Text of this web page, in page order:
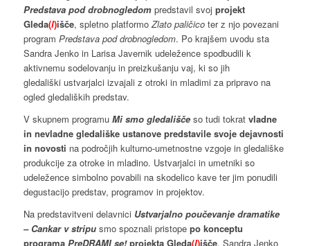
Predstava pod drobnogledom predstavil svoj projekt
Gleda(l)išče, spletno platformoZlato paličico ter z njo povezani
program Predstava pod drobnogledom. Po krajšem uvodu sta
Sandra Jenko in Larisa Javernik udeležence spodbudili k
aktivnemu sodelovanju in preizkušanju vaj, ki so jih
gledališki ustvarjalci izvajali z otroki in mladimi za pripravo na
ogled gledaliških predstav.
V skupnem programu Mi smo gledališčeso tudi tokrat vladne
in nevladne gledališke ustanove predstavile svoje dejavnosti
in novosti na področjih kulturno-umetnostne vzgoje in gledališke
produkcije za otroke in mladino. Ustvarjalci in umetniki so
udeležence simbolno povabili na skodelico kave ter jim ponudili
degustacijo predstav, programov in projektov.
Na predstavitveni delavnici Ustvarjalno poučevanje dramatike
– Cankar v stripu smo spoznali pristope po konceptu
programa PreDRAMI se!projekta Gleda(l)išče. Sandra Jenko